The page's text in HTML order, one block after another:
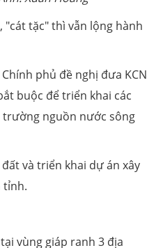
"cát tặc" thì vẫn lộng hành
phủ đề nghị đưa KCN
buộc để triển khai các
trường nguồn nước sông
và triển khai dự án xây
tỉnh.
vùng giáp ranh 3 địa